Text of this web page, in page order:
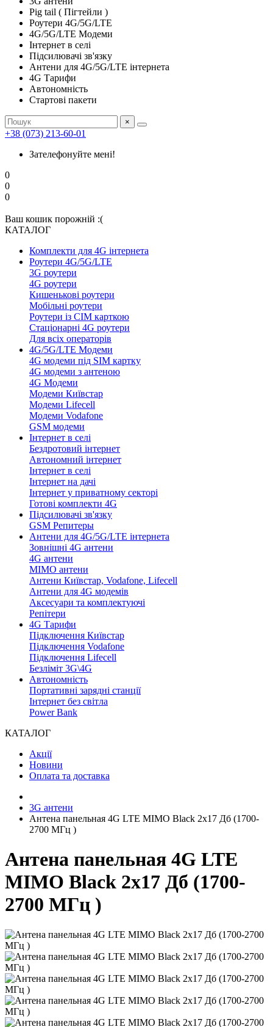
Pig tail ( Пігтейли )
Роутери 4G/5G/LTE
4G/5G/LTE Модеми
Інтернет в селі
Підсилювачі зв'язку
Антени для 4G/5G/LTE інтернета
4G Тарифи
Автономність
Стартові пакети
×
+38 (073) 213-60-01
Зателефонуйте мені!
0
0
0
Ваш кошик порожній :(
КАТАЛОГ
Комплекти для 4G інтернета
Роутери 4G/5G/LTE
3G роутери
4G роутери
Кишенькові роутери
Мобільні роутери
Роутери із СІМ карткою
Стаціонарні 4G роутери
Для всіх операторів
4G/5G/LTE Модеми
4G модеми під SIM картку
4G модеми з антеною
4G Модеми
Модеми Київстар
Модеми Lifecell
Модеми Vodafone
GSM модеми
Інтернет в селі
Бездротовий інтернет
Автономний інтернет
Інтернет в селі
Інтернет на дачі
Інтернет у приватному секторі
Готові комплекти 4G
Підсилювачі зв'язку
GSM Репитеры
Антени для 4G/5G/LTE інтернета
Зовнішні 4G антени
4G антени
MIMO антени
Антени Київстар, Vodafone, Lifecell
Антени для 4G модемів
Аксесуари та комплектуючі
Репітери
4G Тарифи
Підключення Київстар
Підключення Vodafone
Підключення Lifecell
Безліміт 3G\4G
Автономність
Портативні зарядні станції
Інтернет без світла
Power Bank
КАТАЛОГ
Акції
Новини
Оплата та доставка
3G антени
Антена панельная 4G LTE MIMO Black 2x17 Дб (1700-
2700 МГц )
Антена панельная 4G LTE
MIMO Black 2x17 Дб (1700-
2700 МГц )